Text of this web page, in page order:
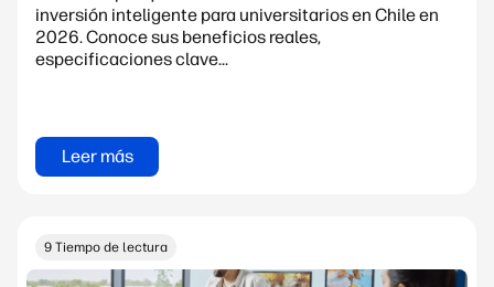
inversión inteligente para universitarios en Chile en
2026. Conoce sus beneficios reales,
especificaciones clave...
Leer más
9 Tiempo de lectura